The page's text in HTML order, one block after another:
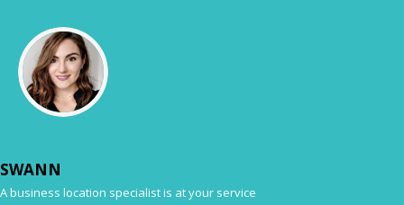
SWANN
A business location specialist is at your service